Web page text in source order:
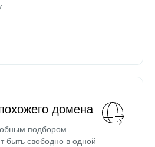
домена
подбором —
быть свободно в одной